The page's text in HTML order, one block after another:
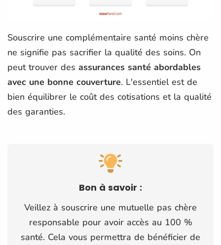
Souscrire une complémentaire santé moins chère
ne signifie pas sacrifier la qualité des soins. On
peut trouver des assurances santé abordables
avec une bonne couverture. L'essentiel est de
bien équilibrer le coût des cotisations et la qualité
des garanties.
Bon à savoir :
Veillez à souscrire une mutuelle pas chère
responsable pour avoir accès au 100 %
santé. Cela vous permettra de bénéficier de